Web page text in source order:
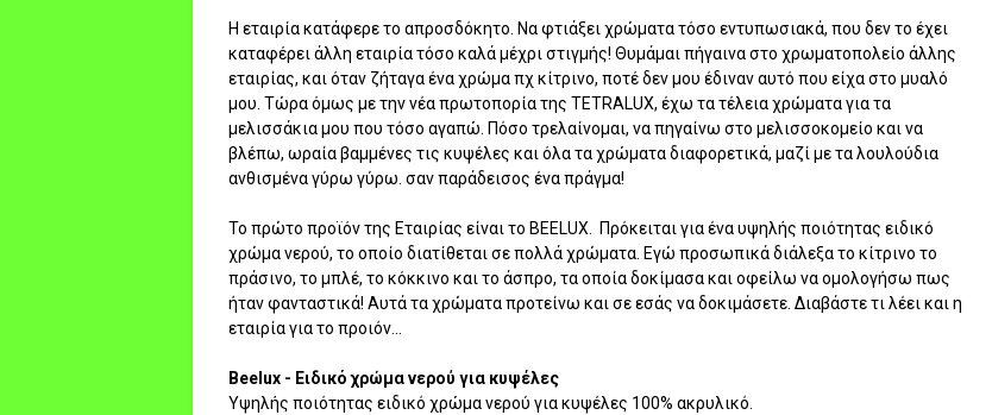
Η εταιρία κατάφερε το απροσδόκητο. Να φτιάξει χρώματα τόσο εντυπωσιακά, που δεν το έχει
καταφέρει άλλη εταιρία τόσο καλά μέχρι στιγμής! Θυμάμαι πήγαινα στο χρωματοπολείο άλλης
εταιρίας, και όταν ζήταγα ένα χρώμα πχ κίτρινο, ποτέ δεν μου έδιναν αυτό που είχα στο μυαλό
μου. Τώρα όμως με την νέα πρωτοπορία της TETRALUX, έχω τα τέλεια χρώματα για τα
μελισσάκια μου που τόσο αγαπώ. Πόσο τρελαίνομαι, να πηγαίνω στο μελισσοκομείο και να
βλέπω, ωραία βαμμένες τις κυψέλες και όλα τα χρώματα διαφορετικά, μαζί με τα λουλούδια
ανθισμένα γύρω γύρω. σαν παράδεισος ένα πράγμα!
Το πρώτο προϊόν της Εταιρίας είναι το BEELUX. Πρόκειται για ένα υψηλής ποιότητας ειδικό
χρώμα νερού, το οποίο διατίθεται σε πολλά χρώματα. Εγώ προσωπικά διάλεξα το κίτρινο το
πράσινο, το μπλέ, το κόκκινο και το άσπρο, τα οποία δοκίμασα και οφείλω να ομολογήσω πως
ήταν φανταστικά! Αυτά τα χρώματα προτείνω και σε εσάς να δοκιμάσετε. Διαβάστε τι λέει και η
εταιρία για το προιόν...
Beelux - Ειδικό χρώμα νερού για κυψέλες
Υψηλής ποιότητας ειδικό χρώμα νερού για κυψέλες 100% ακρυλικό.